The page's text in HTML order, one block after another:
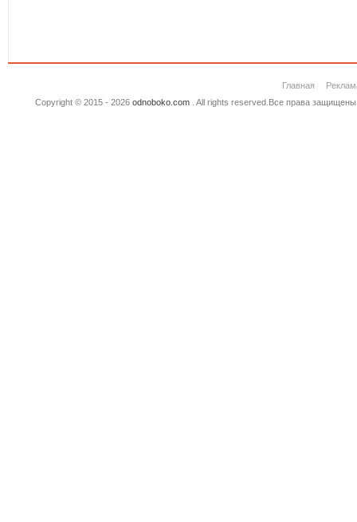
Главная
Copyright © 2015 - 2026 odnoboko.com. All rights reserved.Все права защищены.